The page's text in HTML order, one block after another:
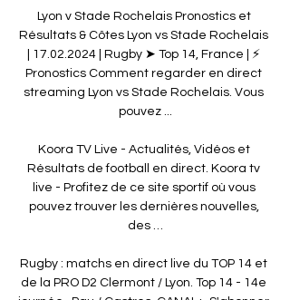
Lyon v Stade Rochelais Pronostics et
Résultats & Côtes Lyon vs Stade Rochelais
| 17.02.2024 | Rugby ➤ Top 14, France | ⚡
Pronostics Comment regarder en direct
streaming Lyon vs Stade Rochelais. Vous
pouvez ...
Koora TV Live - Actualités, Vidéos et
Résultats de football en direct. Koora tv
live - Profitez de ce site sportif où vous
pouvez trouver les dernières nouvelles,
des …
Rugby : matchs en direct live du TOP 14 et
de la PRO D2 Clermont / Lyon. Top 14 - 14e